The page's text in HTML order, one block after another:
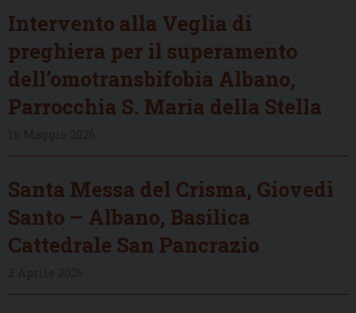
Intervento alla Veglia di
preghiera per il superamento
dell’omotransbifobia Albano,
Parrocchia S. Maria della Stella
Santa Messa del Crisma, Giovedì
Santo – Albano, Basilica
Cattedrale San Pancrazio